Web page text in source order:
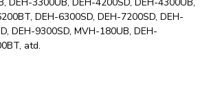
DEH-6300SD, DEH-7200SD, DEH-
DEH-9300SD, MVH-180UB, DEH-
atd.